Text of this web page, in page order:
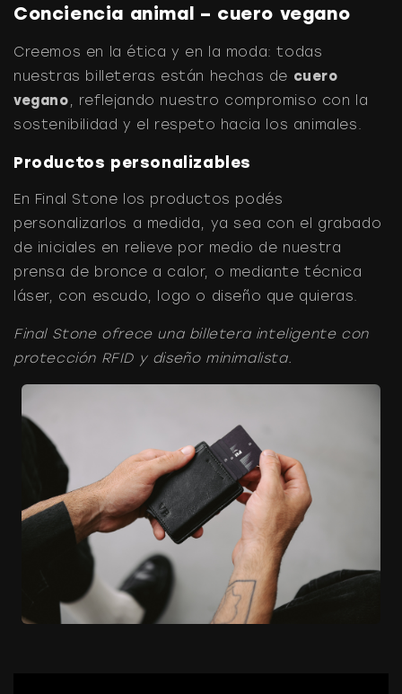
Conciencia animal – cuero vegano
Creemos en la ética y en la moda: todas
nuestras billeteras están hechas de cuero
vegano, reflejando nuestro compromiso con la
sostenibilidad y el respeto hacia los animales.
Productos personalizables
En Final Stone los productos podés
personalizarlos a medida, ya sea con el grabado
de iniciales en relieve por medio de nuestra
prensa de bronce a calor, o mediante técnica
láser, con escudo, logo o diseño que quieras.
Final Stone ofrece una billetera inteligente con
protección RFID y diseño minimalista.